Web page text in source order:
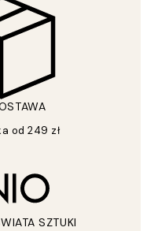
od 249 zł
SZTUKI